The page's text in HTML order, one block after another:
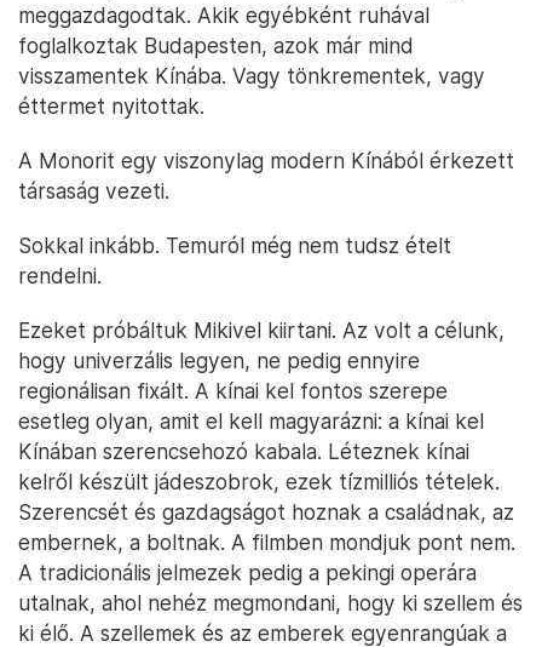
meggazdagodtak. Akik egyébként ruhával
foglalkoztak Budapesten, azok már mind
visszamentek Kínába. Vagy tönkrementek, vagy
éttermet nyitottak.
A Monorit egy viszonylag modern Kínából érkezett
társaság vezeti.
Sokkal inkább. Temuról még nem tudsz ételt
rendelni.
Ezeket próbáltuk Mikivel kiirtani. Az volt a célunk,
hogy univerzális legyen, ne pedig ennyire
regionálisan fixált. A kínai kel fontos szerepe
esetleg olyan, amit el kell magyarázni: a kínai kel
Kínában szerencsehozó kabala. Léteznek kínai
kelről készült jádeszobrok, ezek tízmilliós tételek.
Szerencsét és gazdagságot hoznak a családnak, az
embernek, a boltnak. A filmben mondjuk pont nem.
A tradicionális jelmezek pedig a pekingi operára
utalnak, ahol nehéz megmondani, hogy ki szellem és
ki élő. A szellemek és az emberek egyenrangúak a